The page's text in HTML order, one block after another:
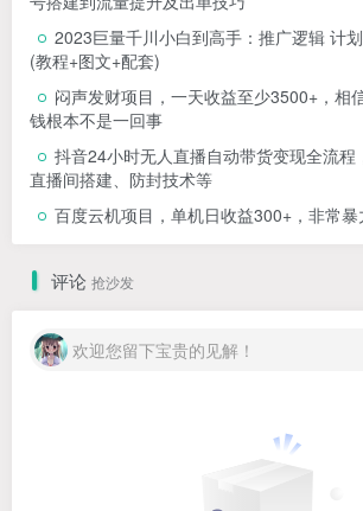
2023巨量千川小白到高手：推广逻辑 计
(教程+图文+配套)
闷声发财项目，一天收益至少3500+，相
钱根本不是一回事
抖音24小时无人直播自动带货变现全流程
直播间搭建、防封技术等
百度云机项目，单机日收益300+，非常
评论 抢沙发
欢迎您留下宝贵的见解！